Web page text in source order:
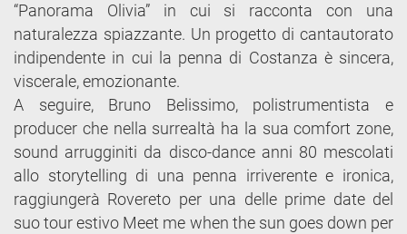
“Panorama Olivia” in cui si racconta con una
naturalezza spiazzante. Un progetto di cantautorato
indipendente in cui la penna di Costanza è sincera,
viscerale, emozionante.
A seguire, Bruno Belissimo, polistrumentista e
producer che nella surrealtà ha la sua comfort zone,
sound arrugginiti da disco-dance anni 80 mescolati
allo storytelling di una penna irriverente e ironica,
raggiungerà Rovereto per una delle prime date del
suo tour estivo Meet me when the sun goes down per